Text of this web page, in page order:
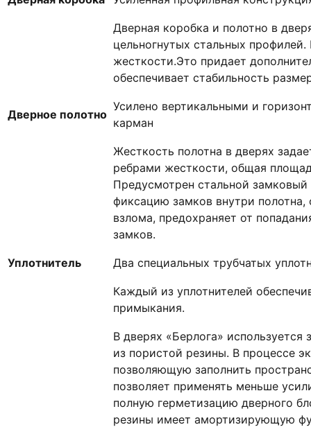
Дверная коробка и полотно в
цельногнутых стальных
жесткости.Это придает
обеспечивает стабильность
Дверное полотно
Усилено вертикальными и
карман
Жесткость полотна в дверях
ребрами жесткости, общая
Предусмотрен стальной
фиксацию замков внутри полотна,
взлома, предохраняет от
замков.
Уплотнитель Два специальных трубчатых
Каждый из уплотнителей
примыкания.
В дверях «Берлога»
из пористой резины. В процессе
позволяющую заполнить
позволяет применять меньше
полную герметизацию дверного
резины имеет амортизирующую